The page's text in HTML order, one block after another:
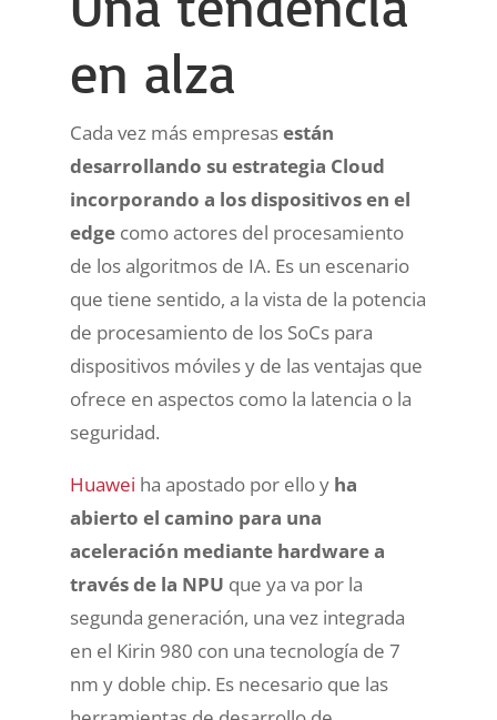
en alza
Cada vez más empresasestán
desarrollando su estrategia Cloud
incorporando a los dispositivos en el
edgecomo actores del procesamiento
de los algoritmos de IA. Es un escenario
que tiene sentido, a la vista de la potencia
de procesamiento de los SoCs para
dispositivos móviles y de las ventajas que
ofrece en aspectos como la latencia o la
seguridad.
Huawei ha apostado por ello y ha
abierto el camino para una
aceleración mediante hardware a
través de la NPU que ya va por la
segunda generación, una vez integrada
en el Kirin 980 con una tecnología de 7
nm y doble chip. Es necesario que las